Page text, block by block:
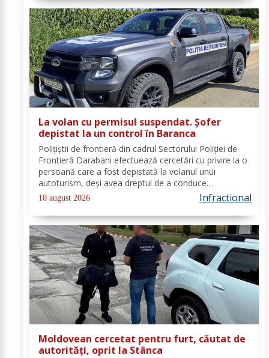
La volan cu permisul suspendat. Șofer
depistat la un control în Baranca
Poliţiştii de frontieră din cadrul Sectorului Poliției de
Frontieră Darabani efectuează cercetări cu privire la o
persoană care a fost depistată la volanul unui
autoturism, deşi avea dreptul de a conduce
suspendat. În data de 08 august a.c., în jurul orei
08.30, polițiști de frontieră din cadrul...
10 august 2026 Infractional
Moldovean cercetat pentru furt, căutat de
autorități, oprit la Stânca